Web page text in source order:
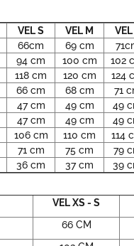
VEL S VEL M
66cm 69 cm
94 cm 100 cm
102
118 cm 120 cm
124
66 cm 68 cm
71
47 cm 49 cm
49
47 cm 49 cm
49
106 cm 110 cm
114
71 cm 75 cm
79
36 cm 37 cm 39
VEL XS - S
66 CM